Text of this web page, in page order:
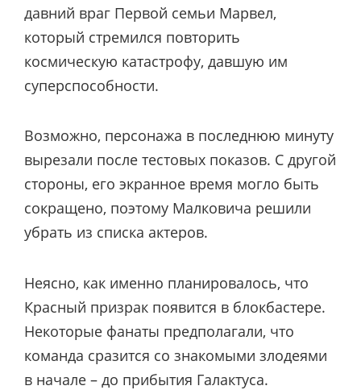
давний враг Первой семьи Марвел,
который стремился повторить
космическую катастрофу, давшую им
суперспособности.
Возможно, персонажа в последнюю минуту
вырезали после тестовых показов. С другой
стороны, его экранное время могло быть
сокращено, поэтому Малковича решили
убрать из списка актеров.
Неясно, как именно планировалось, что
Красный призрак появится в блокбастере.
Некоторые фанаты предполагали, что
команда сразится со знакомыми злодеями
в начале – до прибытия Галактуса.